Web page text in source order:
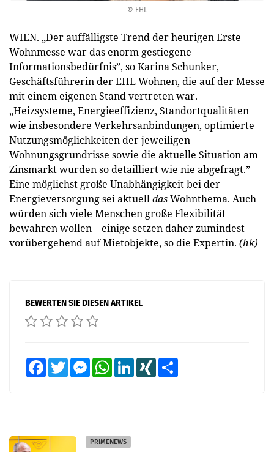
© EHL
WIEN. „Der auffälligste Trend der heurigen Erste
Wohnmesse war das enorm gestiegene
Informationsbedürfnis”, so Karina Schunker,
Geschäftsführerin der EHL Wohnen, die auf der Messe
mit einem eigenen Stand vertreten war.
„Heizsysteme, Energieeffizienz, Standortqualitäten
wie insbesondere Verkehrsanbindungen, optimierte
Nutzungsmöglichkeiten der jeweiligen
Wohnungsgrundrisse sowie die aktuelle Situation am
Zinsmarkt wurden so detailliert wie nie abgefragt.”
Eine möglichst große Unabhängigkeit bei der
Energieversorgung sei aktuelldasWohnthema. Auch
würden sich viele Menschen große Flexibilität
bewahren wollen – einige setzen daher zumindest
vorübergehend auf Mietobjekte, so die Expertin. (hk)
BEWERTEN SIE DIESEN ARTIKEL
FacebookTwitter MessengerWhatsAppLinkedInXING
PRIMENEWS